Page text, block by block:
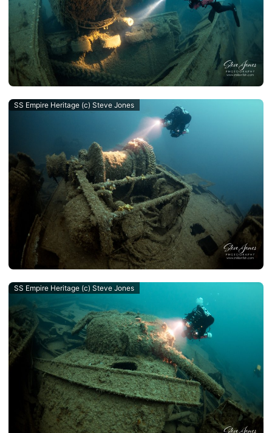
SS Empire Heritage (c) Steve Jones
SS Empire Heritage (c) Steve Jones